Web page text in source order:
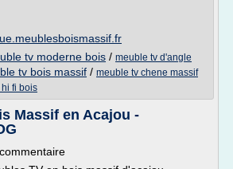
tv moderne bois / meuble tv d'angle
tv bois massif / meuble tv chene massif
fi bois
Massif en Acajou -